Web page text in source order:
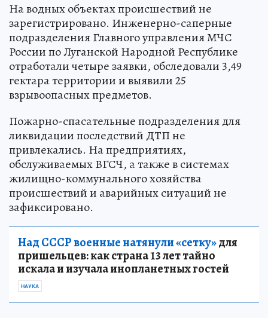
На водных объектах происшествий не
зарегистрировано. Инженерно-саперные
подразделения Главного управления МЧС
России по Луганской Народной Республике
отработали четыре заявки, обследовали 3,49
гектара территории и выявили 25
взрывоопасных предметов.
Пожарно-спасательные подразделения для
ликвидации последствий ДТП не
привлекались. На предприятиях,
обслуживаемых ВГСЧ, а также в системах
жилищно-коммунального хозяйства
происшествий и аварийных ситуаций не
зафиксировано.
Над СССР военные натянули «сетку»для
пришельцев: как страна 13 лет тайно
искала и изучала инопланетных гостей
НАУКА